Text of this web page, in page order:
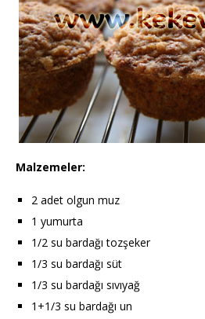
Malzemeler:
2 adet olgun muz
1 yumurta
1/2 su bardağı tozşeker
1/3 su bardağı süt
1/3 su bardağı sıvıyağ
1+1/3 su bardağı un